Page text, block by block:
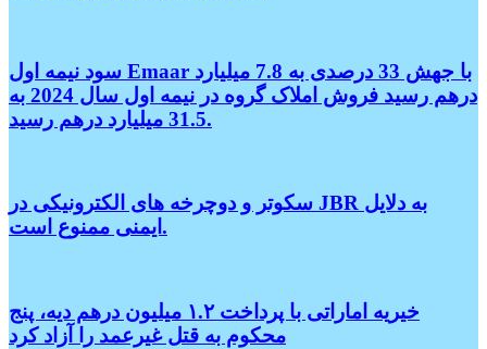
سود نیمه اول Emaar با جهش 33 درصدی به 7.8 میلیارد
درهم رسید فروش املاک گروه در نیمه اول سال 2024 به
31.5 میلیارد درهم رسید.
سکوتر و دوچرخه های الکترونیکی در JBR به دلایل
ایمنی ممنوع است.
خیریه اماراتی با پرداخت ۱.۲ میلیون درهم دیه، پنج
محکوم به قتل غیرعمد را آزاد کرد